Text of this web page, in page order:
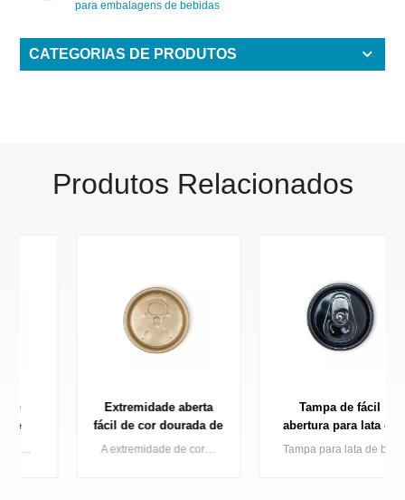
para embalagens de bebidas
CATEGORIAS DE PRODUTOS
Produtos Relacionados
Extremidade aberta
fácil de cor dourada de
alta qualidade paraA extremidade de cor dourada faz com que sua lata de bebida brilhe na prateleira, a Baofeng oferece uma série completa de extremidades de latas douradas, incluindo dourado claro e dourado escuro.
Tampa de fácil
abertura para lata de
200 mm de diâmetro,
Tampa para lata de bebidas de alumínio com revestimento preto, 200 mm de diâmetro, fácil de abrir, com preço de fábrica.